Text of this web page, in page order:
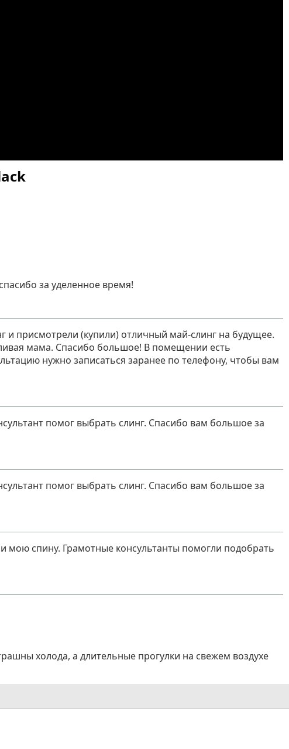
за уделенное время!
присмотрели (купили) отличный май-слинг на будущее.
мама. Спасибо большое! В помещении есть
нужно записаться заранее по телефону, чтобы вам
помог выбрать слинг. Спасибо вам большое за
помог выбрать слинг. Спасибо вам большое за
мою спину. Грамотные консультанты помогли подобрать
холода, а длительные прогулки на свежем воздухе